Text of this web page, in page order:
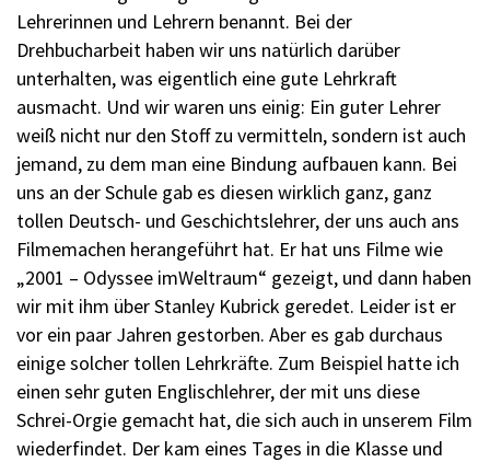
Lehrerinnen und Lehrern benannt. Bei der
Drehbucharbeit haben wir uns natürlich darüber
unterhalten, was eigentlich eine gute Lehrkraft
ausmacht. Und wir waren uns einig: Ein guter Lehrer
weiß nicht nur den Stoff zu vermitteln, sondern ist auch
jemand, zu dem man eine Bindung aufbauen kann. Bei
uns an der Schule gab es diesen wirklich ganz, ganz
tollen Deutsch- und Geschichtslehrer, der uns auch ans
Filmemachen herangeführt hat. Er hat uns Filme wie
„2001 – Odyssee imWeltraum“ gezeigt, und dann haben
wir mit ihm über Stanley Kubrick geredet. Leider ist er
vor ein paar Jahren gestorben. Aber es gab durchaus
einige solcher tollen Lehrkräfte. Zum Beispiel hatte ich
einen sehr guten Englischlehrer, der mit uns diese
Schrei-Orgie gemacht hat, die sich auch in unserem Film
wiederfindet. Der kam eines Tages in die Klasse und